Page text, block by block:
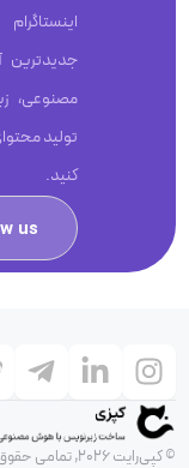
مصنوعی،
تولید
کنید.
us
© کپی‌رایت 2026, تمامی حقوق متعلق است به